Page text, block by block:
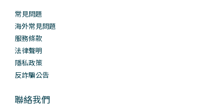
常見問題
海外常見問題
服務條款
法律聲明
隱私政策
反詐騙公告
聯絡我們